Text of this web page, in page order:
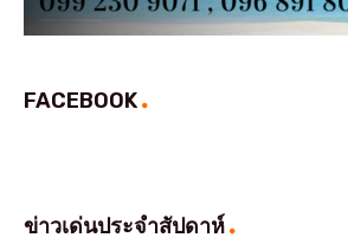
FACEBOOK
ข่าวเด่นประจำสัปดาห์